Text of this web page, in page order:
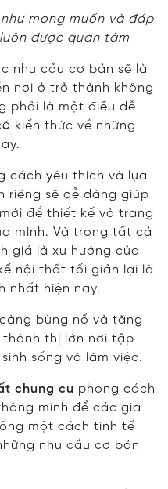
mong muốn và đáp
được quan tâm
nhu cầu cơ bản sẽ là
nơi ở trở thành không
phải là một điều dễ
kiến thức về những
cách yêu thích và lựa
riêng sẽ dễ dàng giúp
để thiết kế và trang
mình. Và trong tất cả
giá là xu hướng của
nội thất tối giản lại là
nhất hiện nay.
bùng nổ và tăng
thị lớn nơi tập
sống và làm việc.
chung cư phong cách
minh để các gia
một cách tinh tế
nhu cầu cơ bản